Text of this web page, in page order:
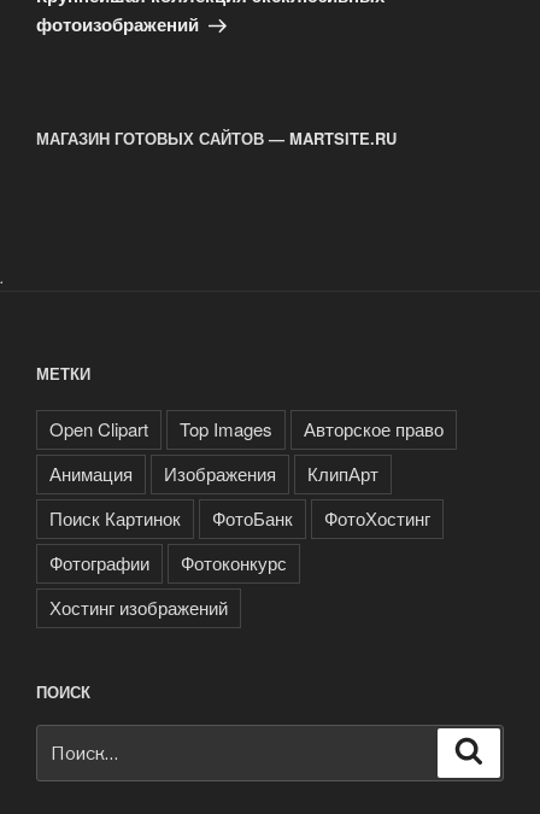
фотоизображений
МАГАЗИН ГОТОВЫХ САЙТОВ — MARTSITE.RU
.
МЕТКИ
Open Clipart Top Images
Авторское право
Анимация
Изображения
КлипАрт
Поиск Картинок
ФотоБанк
ФотоХостинг
Фотографии
Фотоконкурс
Хостинг изображений
ПОИСК